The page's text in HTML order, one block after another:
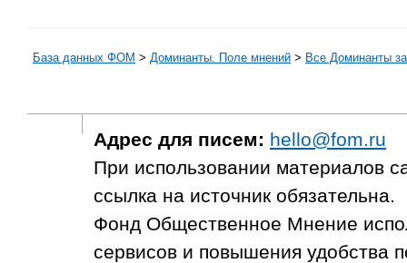
База данных ФОМ > Доминанты. Поле мнений > Все Доминанты
Адрес для писем: hello@fom.ru
При использовании материалов
ссылка на источник обязательна.
Фонд Общественное Мнение
сервисов и повышения удобства